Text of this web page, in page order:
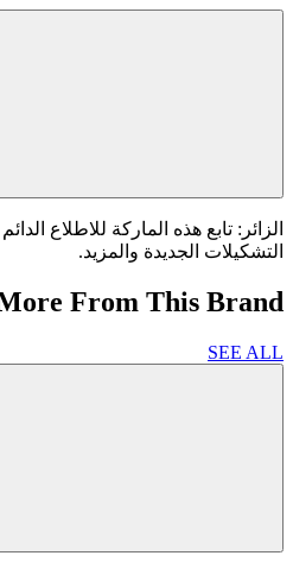
الزائر: تابع هذه الماركة للاطلاع
التشكيلات الجديدة والمزيد.
From This Brand
SEE ALL